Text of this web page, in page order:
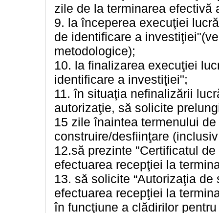
zile de la terminarea efectivă
9. la începerea execuţiei
de identificare a
metodologice);
10. la finalizarea execuţiei
identificare a investiţiei";
11. în situaţia nefinalizării
autorizaţie, să solicite
15 zile înaintea termenului
construire/desfiinţare
12.să prezinte "Certificatul
efectuarea recepţiei la
13. să solicite “Autorizaţia
efectuarea recepţiei la
în funcţiune a clădirilor